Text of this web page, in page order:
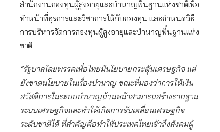
สำนักงานกองทุนผู้สูงอายุและบำนาญพื้นฐานแห่งชาติเพื่อ
ทำหน้าที่ธุรการและวิชาการให้กับกองทุน และกำหนดวิธี
การบริหารจัดการกองทุนผู้สูงอายุและบำนาญพื้นฐานแห่ง
ชาติ
“รัฐบาลโดยพรรคเพื่อไทยมีนโยบายกระตุ้นเศรษฐกิจ แต่
ยังขาดนโยบายในเรื่องบำนาญ ขณะที่มองว่าการให้เงิน
สวัสดิการในระบบบำนาญถ้วนหน้าสามารถสร้างรากฐาน
ระบบเศรษฐกิจและทำให้เกิดการขับเคลื่อนเศรษฐกิจ
ระดับชาติได้ ที่สำคัญคือทำให้ประเทศไทยเข้าถึงสังคมผู้